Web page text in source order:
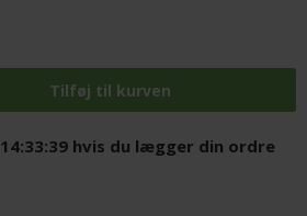
14:33:38 hvis du lægger din ordre